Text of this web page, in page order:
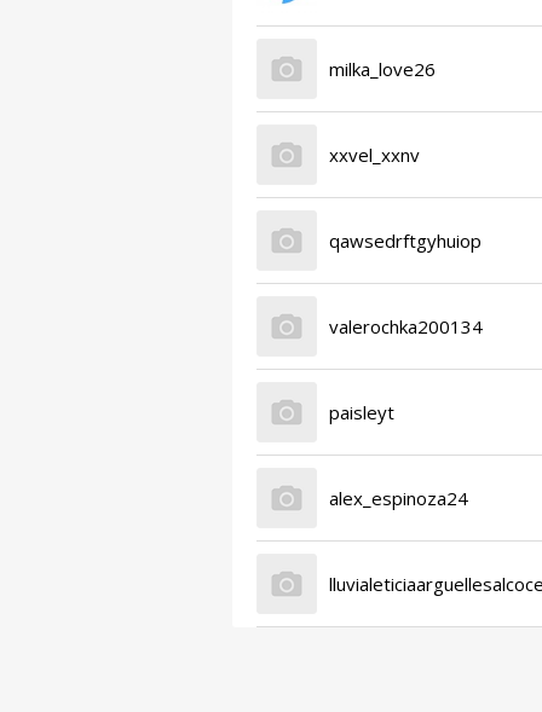
milka_love26
xxvel_xxnv
qawsedrftgyhuiop
valerochka200134
paisleyt
alex_espinoza24